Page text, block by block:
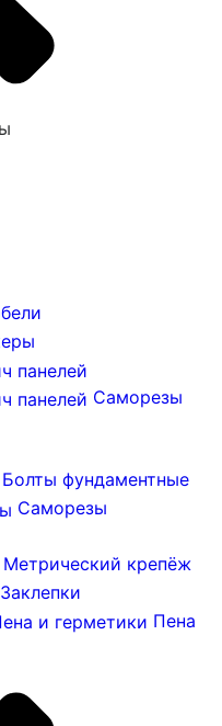
Саморезы
Болты фундаментные
Саморезы
Метрический крепёж
Заклепки
Пена